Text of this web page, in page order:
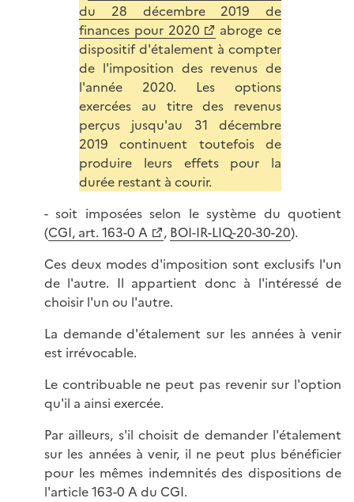
du 28 décembre 2019 de
finances pour 2020
abroge ce
dispositif d'étalement à compter
de l'imposition des revenus de
l'année 2020. Les options
exercées au titre des revenus
perçus jusqu'au 31 décembre
2019 continuent toutefois de
produire leurs effets pour la
durée restant à courir.
- soit imposées selon le système du quotient
(CGI, art. 163-0 A , BOI-IR-LIQ-20-30-20).
Ces deux modes d'imposition sont exclusifs l'un
de l'autre. Il appartient donc à l'intéressé de
choisir l'un ou l'autre.
La demande d'étalement sur les années à venir
est irrévocable.
Le contribuable ne peut pas revenir sur l'option
qu'il a ainsi exercée.
Par ailleurs, s'il choisit de demander l'étalement
sur les années à venir, il ne peut plus bénéficier
pour les mêmes indemnités des dispositions de
l'article 163-0 A du CGI.